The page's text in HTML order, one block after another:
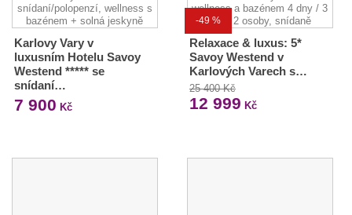
Karlovy Vary v
luxusním Hotelu Savoy
Westend ***** se
snídaní…
7 900 Kč
-49 %
Relaxace & luxus: 5*
Savoy Westend v
Karlových Varech s…
25 400 Kč
12 999 Kč